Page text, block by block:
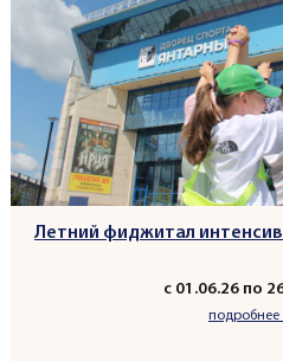
Летний фиджитал интенсив
с 01.06.26 по
подробнее